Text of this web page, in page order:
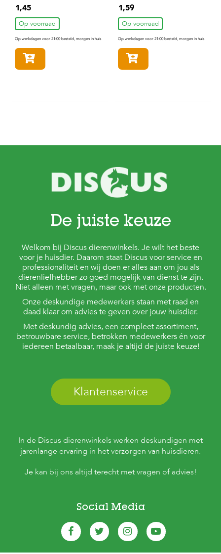
Oceaanvis 70gr
1,45
Op voorraad
Op werkdagen voor 21:00 besteld, morgen in huis
Rundvlees 70gr
1,59
Op voorraad
Op werkdagen voor 21:00 besteld, morgen in huis
De juiste keuze
Welkom bij Discus dierenwinkels. Je wilt het beste
voor je huisdier. Daarom staat Discus voor service en
professionaliteit en wij doen er alles aan om jou als
dierenliefhebber zo goed mogelijk van dienst te zijn.
Niet alleen met vragen, maar ook met onze producten.
Onze deskundige medewerkers staan met raad en
daad klaar om advies te geven over jouw huisdier.
Met deskundig advies, een compleet assortiment,
betrouwbare service, betrokken medewerkers én voor
iedereen betaalbaar, maak je altijd de juiste keuze!
Klantenservice
In de Discus dierenwinkels werken deskundigen met
jarenlange ervaring in het verzorgen van huisdieren.
Je kan bij ons altijd terecht met vragen of advies!
Social Media